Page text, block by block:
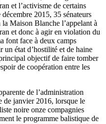
et l’activisme de certains
2015, 35 sénateurs
Maison Blanche l’appelant à
et donc à agir en violation du
font face à deux camps
un état d’hostilité et de haine
objectif de faire tomber
de coopération entre les
de l’administration
de janvier 2016, lorsque le
noire onze compagnies
le programme balistique de